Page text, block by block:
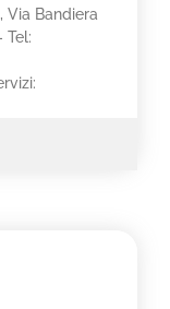
Via Bandiera
Tel: